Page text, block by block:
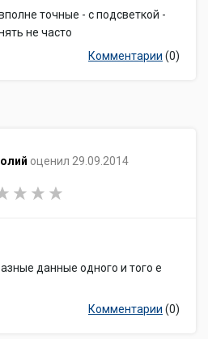
точные - с подсветкой -
не часто
Комментарии (0)
оценил 29.09.2014
данные одного и того е
Комментарии (0)